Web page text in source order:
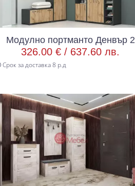
Модулно портманто Денвър 2
326.00 € / 637.60 лв.
Срок за доставка 8 р.д